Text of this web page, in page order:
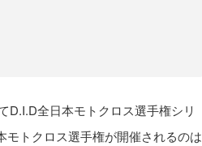
D.I.D全日本モトクロス選手権シリ
モトクロス選手権が開催されるのは